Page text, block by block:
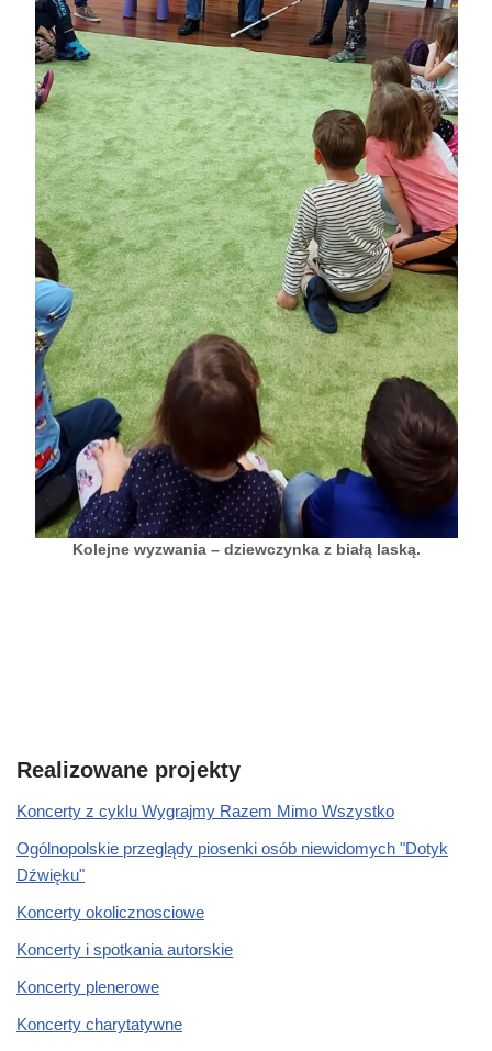
Kolejne wyzwania – dziewczynka z białą laską.
Realizowane projekty
Koncerty z cyklu Wygrajmy Razem Mimo Wszystko
Ogólnopolskie przeglądy piosenki osób niewidomych "Dotyk
Dźwięku"
Koncerty okolicznosciowe
Koncerty i spotkania autorskie
Koncerty plenerowe
Koncerty charytatywne